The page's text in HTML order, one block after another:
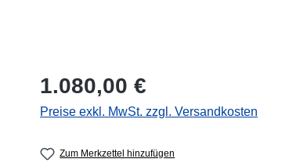
Regulärer Preis:
1.080,00 €
Preise exkl. MwSt. zzgl. Versandkosten
Zum Merkzettel hinzufügen